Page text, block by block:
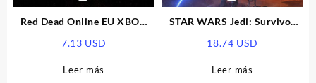
Red Dead Online EU XBOX
7.13 USD
Leer más
STAR WARS Jedi: Survivor
18.74 USD
Leer más